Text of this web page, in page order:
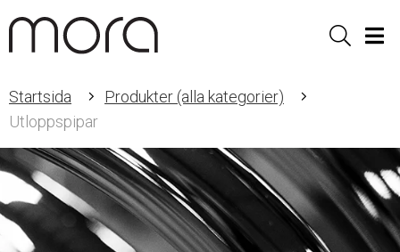
Sök
Startsida
Produkter (alla kategorier)
Utloppspipar